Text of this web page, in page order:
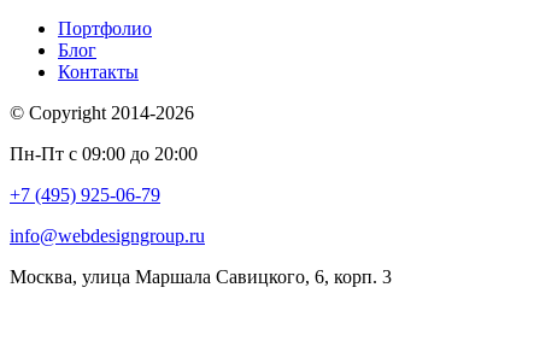
Портфолио
Блог
Контакты
© Copyright 2014-2026
Пн-Пт с 09:00 до 20:00
+7 (495) 925-06-79
info@webdesigngroup.ru
Москва, улица Маршала Савицкого, 6, корп. 3